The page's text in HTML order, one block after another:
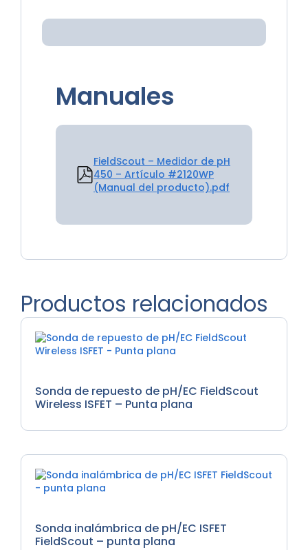
Manuales
FieldScout – Medidor de pH
450 – Artículo #2120WP
(Manual del producto).pdf
Productos relacionados
Sonda de repuesto de pH/EC FieldScout
Wireless ISFET – Punta plana
Sonda inalámbrica de pH/EC ISFET
FieldScout – punta plana